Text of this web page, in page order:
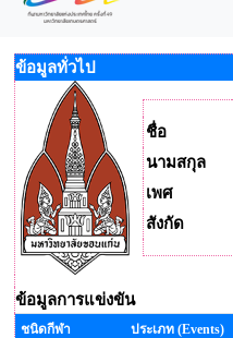
ข้อมูลทั่วไป
ชื่อ
นามสกุล
เพศ
สังกัด
ข้อมูลการแข่งขัน
ชนิดกีฬา
ประเภท (Events)